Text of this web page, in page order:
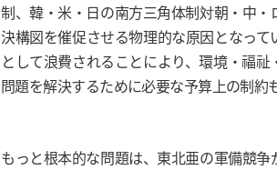
制、韓・米・日の南方三角体制対朝・中
決構図を催促させる物理的な原因となっ
として浪費されることにより、環境・福
問題を解決するために必要な予算上の制約
もっと根本的な問題は、東北亜の軍備競